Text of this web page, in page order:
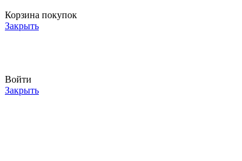
Корзина покупок
Закрыть
Войти
Закрыть